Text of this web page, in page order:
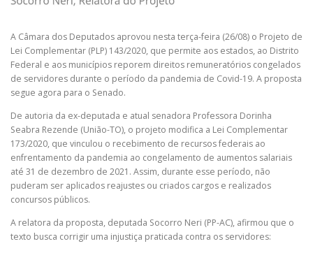
A Câmara dos Deputados aprovou nesta terça-feira (26/08) o Projeto de
Lei Complementar (PLP) 143/2020, que permite aos estados, ao Distrito
Federal e aos municípios reporem direitos remuneratórios congelados
de servidores durante o período da pandemia de Covid-19. A proposta
segue agora para o Senado.
De autoria da ex-deputada e atual senadora Professora Dorinha
Seabra Rezende (União-TO), o projeto modifica a Lei Complementar
173/2020, que vinculou o recebimento de recursos federais ao
enfrentamento da pandemia ao congelamento de aumentos salariais
até 31 de dezembro de 2021. Assim, durante esse período, não
puderam ser aplicados reajustes ou criados cargos e realizados
concursos públicos.
A relatora da proposta, deputada Socorro Neri (PP-AC), afirmou que o
texto busca corrigir uma injustiça praticada contra os servidores: